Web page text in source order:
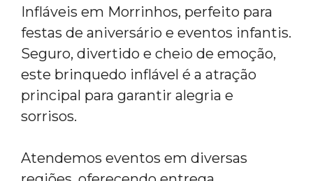
Infláveis em Morrinhos, perfeito para
festas de aniversário e eventos infantis.
Seguro, divertido e cheio de emoção,
este brinquedo inflável é a atração
principal para garantir alegria e
sorrisos.
Atendemos eventos em diversas